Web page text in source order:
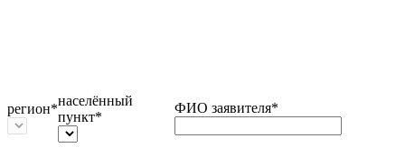
регион*
населённый
пункт*
ФИО заявителя*